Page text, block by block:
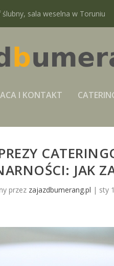
sala weselna w Toruniu
I KONTAKT
JAK
przez zajazdbumerang.pl | sty